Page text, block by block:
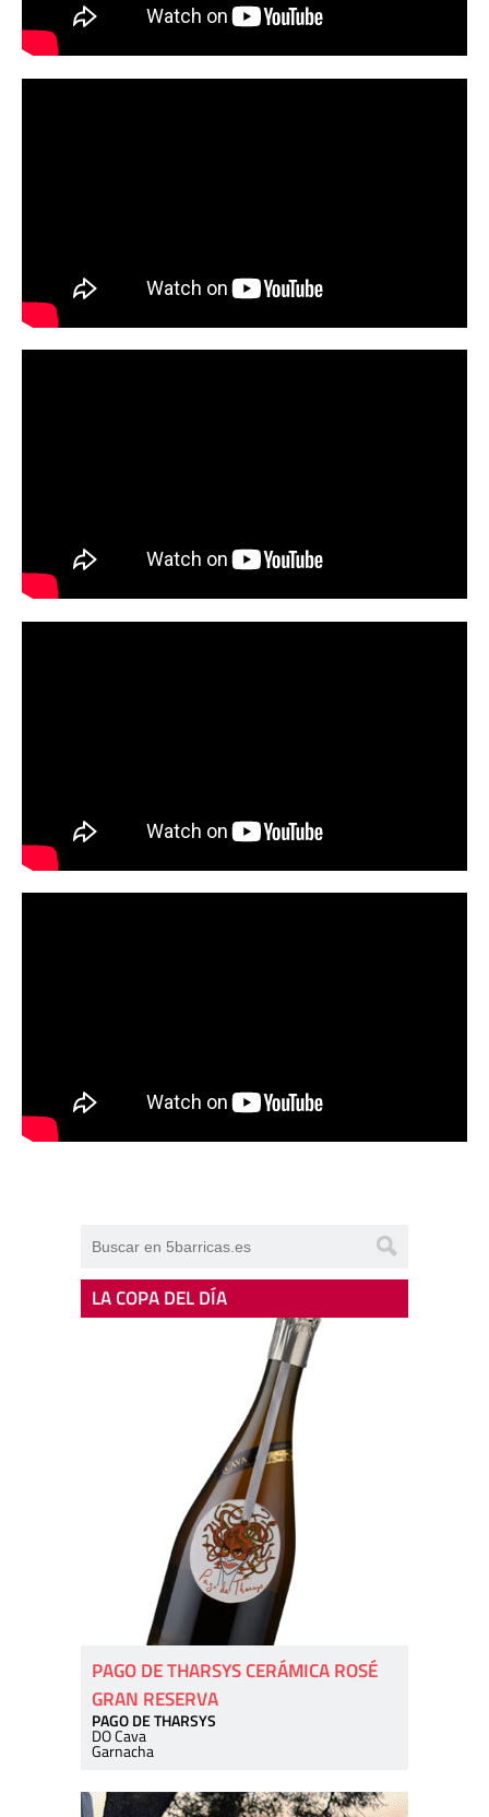
LA COPA DEL DÍA
PAGO DE THARSYS CERÁMICA ROSÉ
GRAN RESERVA
PAGO DE THARSYS
DO Cava
Garnacha